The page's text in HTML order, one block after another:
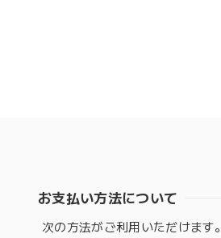
お支払い方法について
次の方法がご利用いただけます。